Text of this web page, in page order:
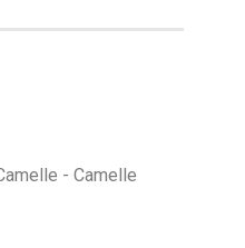
- Camelle